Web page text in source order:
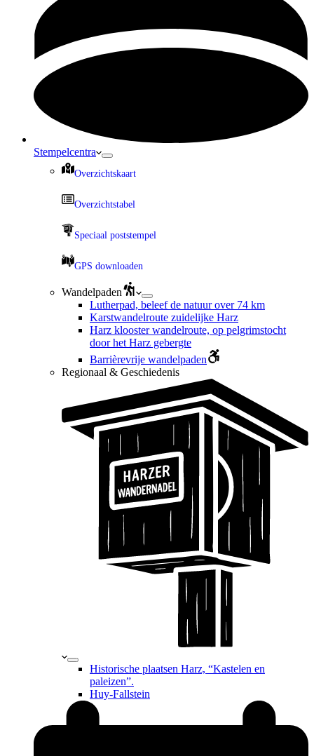
Stempelcentra
Overzichtskaart
Overzichtstabel
Speciaal poststempel
GPS downloaden
Wandelpaden
Lutherpad, beleef de natuur over 74 km
Karstwandelroute zuidelijke Harz
Harz klooster wandelroute, op pelgrimstocht
door het Harz gebergte
Barrièrevrije wandelpaden
Regionaal & Geschiedenis
Historische plaatsen Harz, “Kastelen en
paleizen”.
Huy-Fallstein